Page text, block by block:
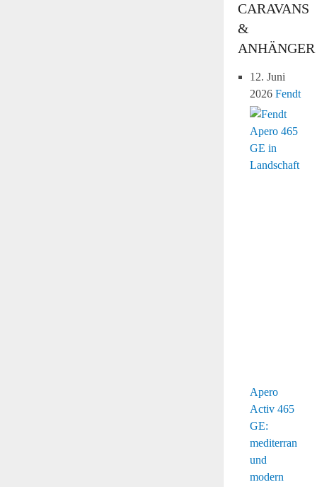
CARAVANS
&
ANHÄNGER
12. Juni
2026Fendt
Apero
Activ 465
GE:
mediterran
und
modern